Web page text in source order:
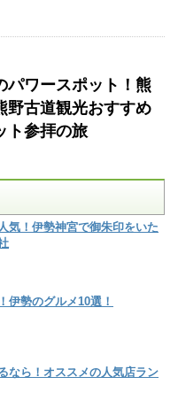
パワースポット！熊
野古道観光おすすめ
ト参拝の旅
気！伊勢神宮で御朱印をいた
伊勢のグルメ10選！
なら！オススメの人気店ラン